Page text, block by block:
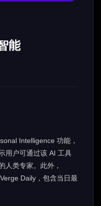
能
Intelligence 功能，
用户可通过该 AI 工具
人类专家。此外，
Daily，包含当日最